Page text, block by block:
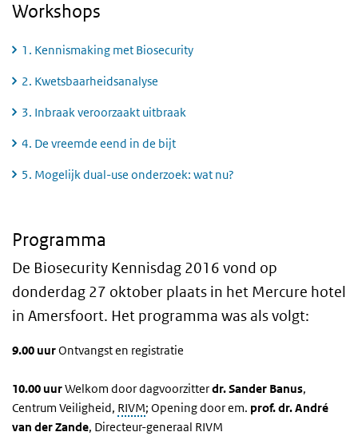
Workshops
1. Kennismaking met Biosecurity
2. Kwetsbaarheidsanalyse
3. Inbraak veroorzaakt uitbraak
4. De vreemde eend in de bijt
5. Mogelijk dual-use onderzoek: wat nu?
Programma
De Biosecurity Kennisdag 2016 vond op
donderdag 27 oktober plaats in het Mercure hotel
in Amersfoort. Het programma was als volgt:
9.00 uurOntvangst en registratie
10.00 uurWelkom door dagvoorzitterdr. Sander Banus,
Centrum Veiligheid, RIVM; Opening door em. prof. dr. André
van der Zande, Directeur-generaal RIVM